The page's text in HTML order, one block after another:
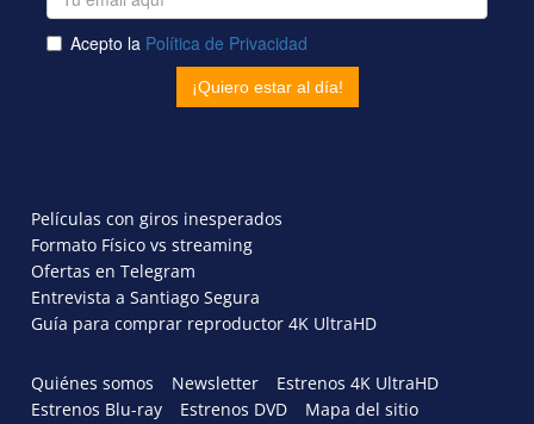
Películas con giros inesperados
Formato Físico vs streaming
Ofertas en Telegram
Entrevista a Santiago Segura
Guía para comprar reproductor 4K UltraHD
Quiénes somos Newsletter
Estrenos 4K UltraHD
Estrenos Blu-ray
Estrenos DVD Mapa del sitio